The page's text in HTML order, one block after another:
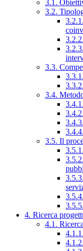
3.1.
3.2.
3.3.
3.4.
3.5. Il
4. Ricerca
4.1.